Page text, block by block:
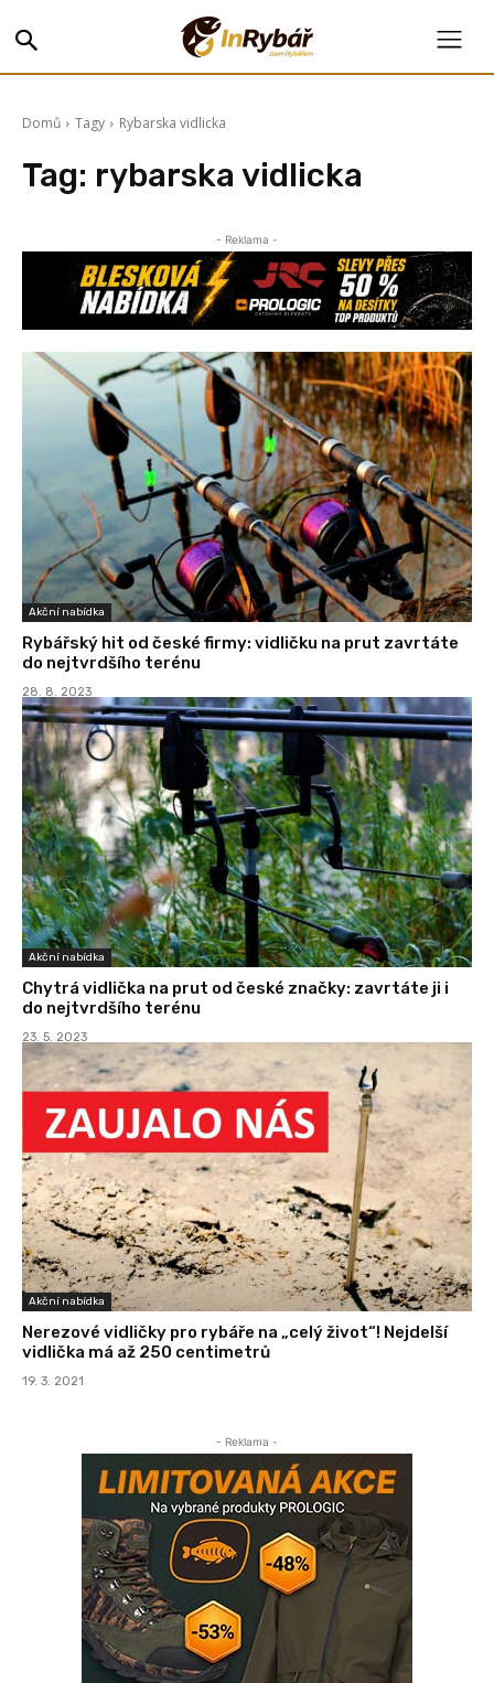
Domů Tagy Rybarska vidlicka
Tag: rybarska vidlicka
- Reklama -
Akční nabídka
Rybářský hit od české firmy: vidličku na prut zavrtáte
do nejtvrdšího terénu
28. 8. 2023
Akční nabídka
Chytrá vidlička na prut od české značky: zavrtáte ji i
do nejtvrdšího terénu
23. 5. 2023
Akční nabídka
Nerezové vidličky pro rybáře na „celý život“! Nejdelší
vidlička má až 250 centimetrů
19. 3. 2021
- Reklama -